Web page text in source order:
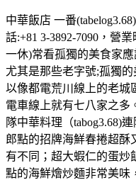
中華飯店 一番
話:+81 3-3892-7090，營
一休)常看孤獨的美食家
尤其是那些老字號;孤獨
以像都電荒川線上的老城
電車線上就有七八家之多
隊中華料理（tabog3.68)
郎點的招牌海鮮春捲超酥
有不同；超大蝦仁的蛋炒
點的海鮮燴炒麵非常美味